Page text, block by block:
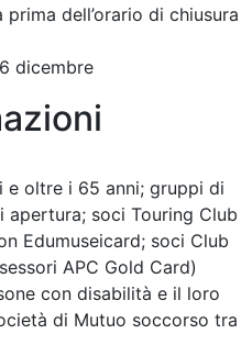
dell’orario di chiusura
dicembre
oltre i 65 anni; gruppi di
soci Touring Club
Edumuseicard; soci Club
APC Gold Card)
con disabilità e il loro
di Mutuo soccorso tra